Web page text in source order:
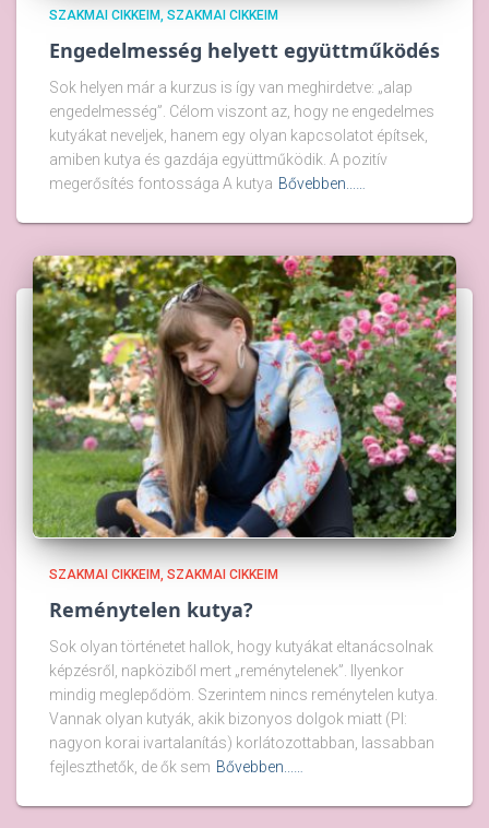
SZAKMAI CIKKEIM SZAKMAI CIKKEIM
Engedelmesség helyett együttműködés
Sok helyen már a kurzus is így van meghirdetve: „alap
engedelmesség”. Célom viszont az, hogy ne engedelmes
kutyákat neveljek, hanem egy olyan kapcsolatot építsek,
amiben kutya és gazdája együttműködik. A pozitív
megerősítés fontossága A kutya Bővebben...…
SZAKMAI CIKKEIM SZAKMAI CIKKEIM
Reménytelen kutya?
Sok olyan történetet hallok, hogy kutyákat eltanácsolnak
képzésről, napköziből mert „reménytelenek”. Ilyenkor
mindig meglepődöm. Szerintem nincs reménytelen kutya.
Vannak olyan kutyák, akik bizonyos dolgok miatt (Pl:
nagyon korai ivartalanítás) korlátozottabban, lassabban
fejleszthetők, de ők sem Bővebben...…